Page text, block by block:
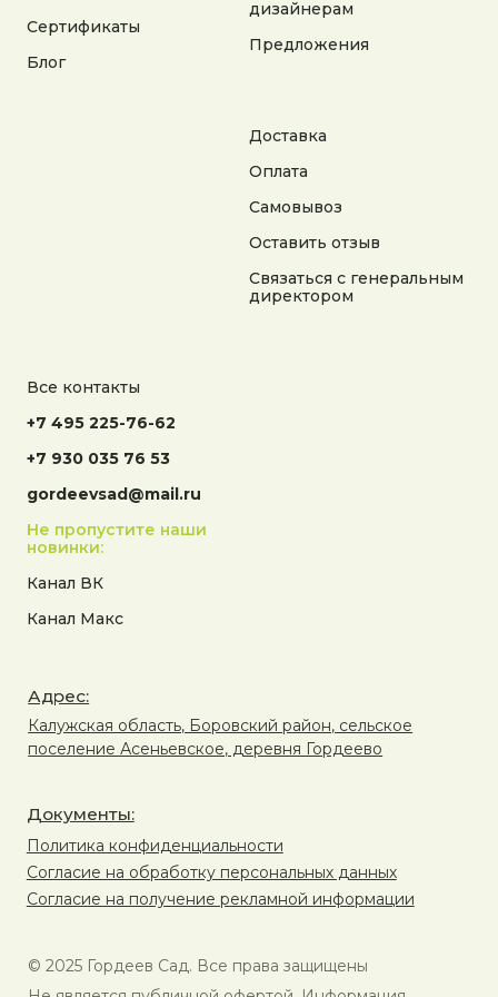
Сертификаты
Блог
дизайнерам
Предложения
Доставка
Оплата
Самовывоз
Оставить отзыв
Связаться с генеральным
директором
Все контакты
+7 495 225-76-62
+7 930 035 76 53
gordeevsad@mail.ru
Не пропустите наши
новинки:
Канал ВК
Канал Макс
Разработка сайта